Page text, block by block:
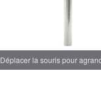
Déplacer la souris pour